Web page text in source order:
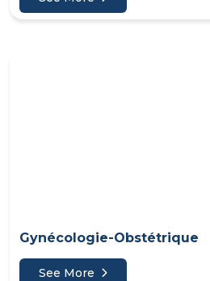
Gynécologie-Obstétrique
See More